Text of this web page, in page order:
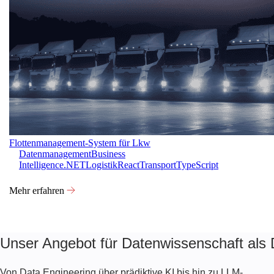
Flottenmanagement-System für Lkw
DatenmanagementBusiness
Intelligence.NETLogistikReactTransportTypeScript
Mehr erfahren
Unser Angebot für Datenwissenschaft als